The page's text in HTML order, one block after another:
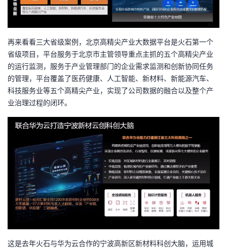
再来看看三大省级案例，北京高精尖产业大数据平台是火石第一个
省级项目，平台服务于北京市主管领导重点主抓的五个高精尖产业
的运行监测，服务于产业管理部门的企业需求监测和创新协同任务
的管理，平台覆盖了医药健康、人工智能、新材料、新能源汽车、
科技服务业等五个高精尖产业，实现了公司数据的融合以及整个产
业治理过程的闭环。
这是去年火石与华为云合作的宁波高新区新材料科创大脑，运用城